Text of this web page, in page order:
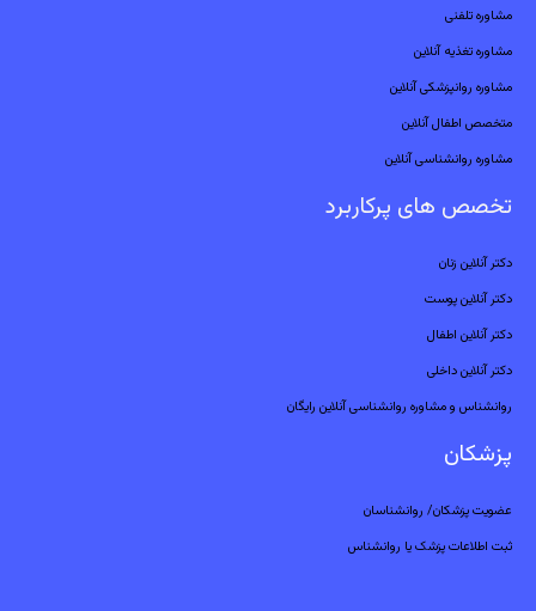
مشاوره تلفنی
مشاوره تغذیه آنلاین
مشاوره روانپزشکی آنلاین
متخصص اطفال آنلاین
مشاوره روانشناسی آنلاین
تخصص های پرکاربرد
دکتر آنلاین زنان
دکتر آنلاین پوست
دکتر آنلاین اطفال
دکتر آنلاین داخلی
روانشناس و مشاوره روانشناسی آنلاین رایگان
پزشکان
عضویت پزشکان/ روانشناسان
ثبت اطلاعات پزشک یا روانشناس